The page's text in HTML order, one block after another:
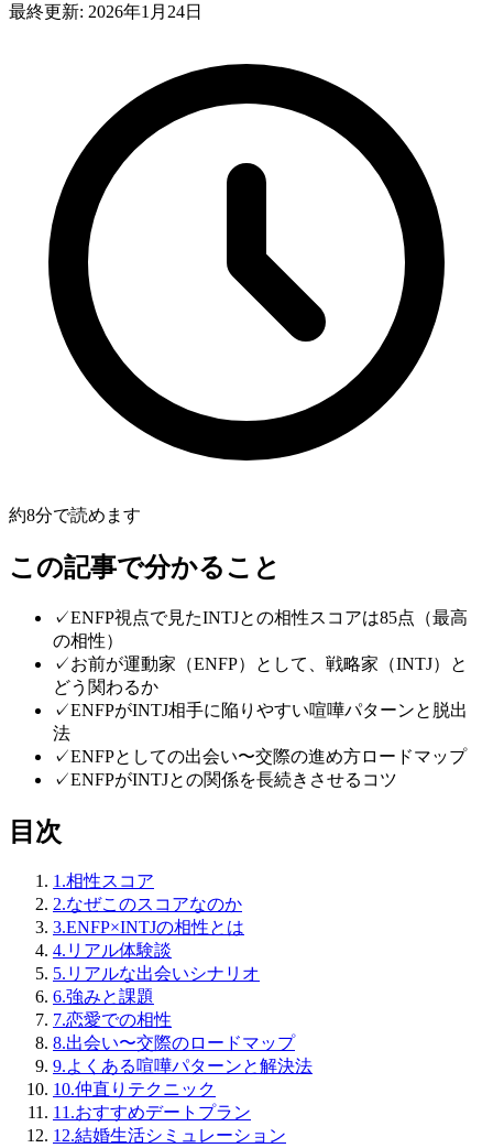
最終更新: 2026年1月24日
約8分で読めます
この記事で分かること
✓ENFP視点で見たINTJとの相性スコアは85点（最高
の相性）
✓お前が運動家（ENFP）として、戦略家（INTJ）と
どう関わるか
✓ENFPがINTJ相手に陥りやすい喧嘩パターンと脱出
法
✓ENFPとしての出会い〜交際の進め方ロードマップ
✓ENFPがINTJとの関係を長続きさせるコツ
目次
1.相性スコア
2.なぜこのスコアなのか
3.ENFP×INTJの相性とは
4. リアル体験談
5. リアルな出会いシナリオ
6.強みと課題
7.恋愛での相性
8.出会い〜交際のロードマップ
9.よくある喧嘩パターンと解決法
10.仲直りテクニック
11.おすすめデートプラン
12.結婚生活シミュレーション